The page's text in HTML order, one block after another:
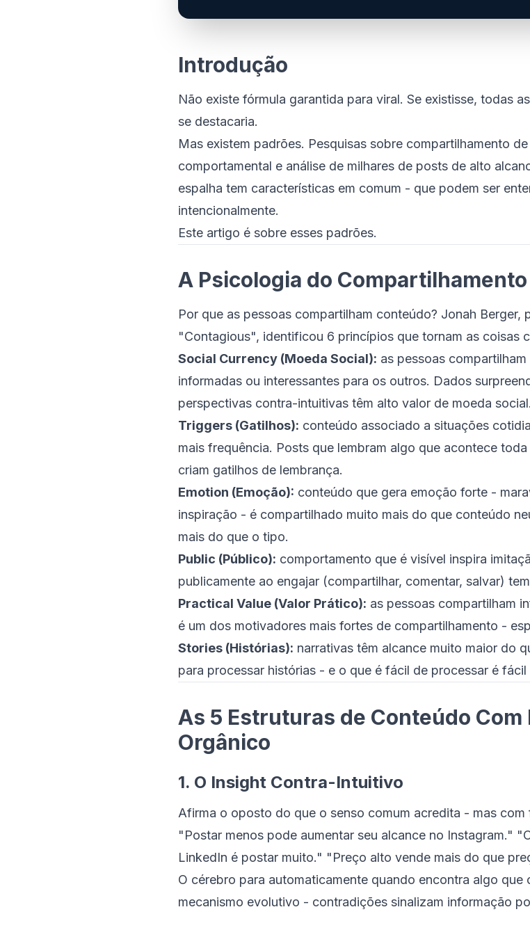
Introdução
Não existe fórmula garantida para viral. Se existisse, todas
se destacaria.
Mas existem padrões. Pesquisas sobre compartilhamento
comportamental e análise de milhares de posts de alto
espalha tem características em comum - que podem ser
intencionalmente.
Este artigo é sobre esses padrões.
A Psicologia do Compartilhamento
Por que as pessoas compartilham conteúdo? Jonah Berger,
"Contagious", identificou 6 princípios que tornam as coisas
Social Currency (Moeda Social): as pessoas
informadas ou interessantes para os outros. Dados
perspectivas contra-intuitivas têm alto valor de moeda social.
Triggers (Gatilhos): conteúdo associado a situações
mais frequência. Posts que lembram algo que acontece
criam gatilhos de lembrança.
Emotion (Emoção): conteúdo que gera emoção forte -
inspiração - é compartilhado muito mais do que conteúdo
mais do que o tipo.
Public (Público): comportamento que é visível inspira
publicamente ao engajar (compartilhar, comentar, salvar)
Practical Value (Valor Prático): as pessoas compartilham
é um dos motivadores mais fortes de compartilhamento -
Stories (Histórias): narrativas têm alcance muito maior do
para processar histórias - e o que é fácil de processar é fácil
As 5 Estruturas de Conteúdo
Orgânico
1. O Insight Contra-Intuitivo
Afirma o oposto do que o senso comum acredita - mas com
"Postar menos pode aumentar seu alcance no Instagram."
LinkedIn é postar muito." "Preço alto vende mais do que
O cérebro para automaticamente quando encontra algo que
mecanismo evolutivo - contradições sinalizam informação